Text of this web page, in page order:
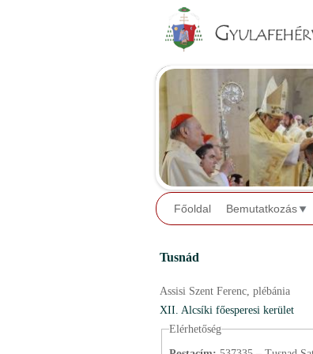
Főoldal Bemutatkozás
Tusnád
Assisi Szent Ferenc, plébánia
XII. Alcsíki főesperesi kerület
Elérhetőség